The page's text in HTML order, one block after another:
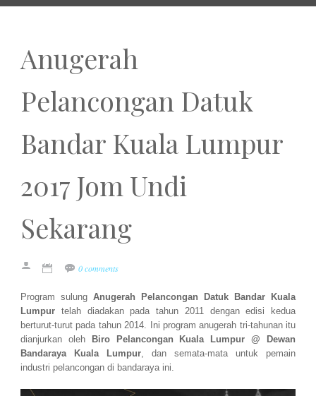
Anugerah
Pelancongan Datuk
Bandar Kuala Lumpur
2017 Jom Undi
Sekarang
0 comments
Program sulung Anugerah Pelancongan Datuk Bandar Kuala
Lumpur telah diadakan pada tahun 2011 dengan edisi kedua
berturut-turut pada tahun 2014. Ini program anugerah tri-tahunan itu
dianjurkan oleh
Biro Pelancongan Kuala Lumpur @ Dewan
Bandaraya Kuala Lumpur, dan semata-mata untuk pemain
industri pelancongan di bandaraya ini.